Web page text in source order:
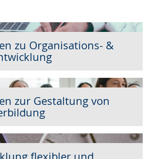
zu Organisations- &
zur Gestaltung von
flexibler und